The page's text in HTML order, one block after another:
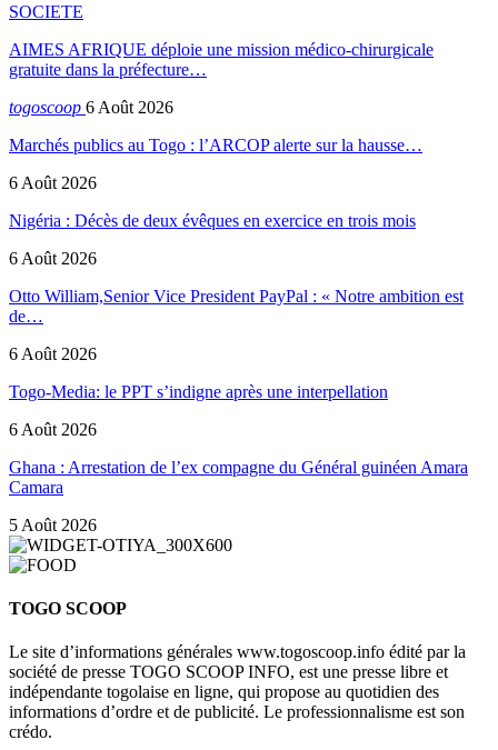
SOCIETE
AIMES AFRIQUE déploie une mission médico-chirurgicale
gratuite dans la préfecture…
togoscoop 6 Août 2026
Marchés publics au Togo : l’ARCOP alerte sur la hausse…
6 Août 2026
Nigéria : Décès de deux évêques en exercice en trois mois
6 Août 2026
Otto William,Senior Vice President PayPal : « Notre ambition est
de…
6 Août 2026
Togo-Media: le PPT s’indigne après une interpellation
6 Août 2026
Ghana : Arrestation de l’ex compagne du Général guinéen Amara
Camara
5 Août 2026
TOGO SCOOP
Le site d’informations générales www.togoscoop.info édité par la
société de presse TOGO SCOOP INFO, est une presse libre et
indépendante togolaise en ligne, qui propose au quotidien des
informations d’ordre et de publicité. Le professionnalisme est son
crédo.